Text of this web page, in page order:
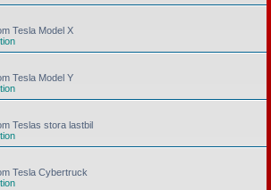
Tesla Model X
Tesla Model Y
Teslas stora lastbil
Tesla Cybertruck